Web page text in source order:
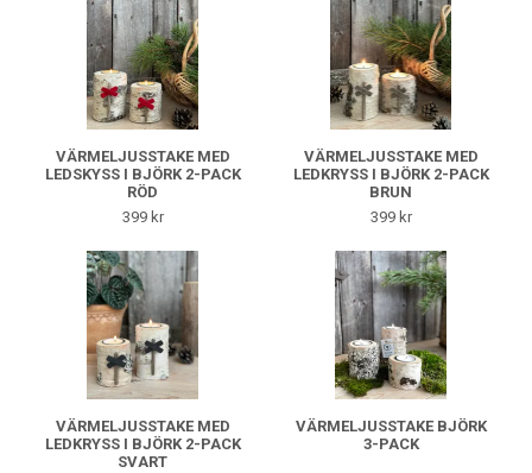
VÄRMELJUSSTAKE MED
LEDSKYSS I BJÖRK 2-PACK
RÖD
399 kr
VÄRMELJUSSTAKE MED
LEDKRYSS I BJÖRK 2-PACK
BRUN
399 kr
VÄRMELJUSSTAKE MED
LEDKRYSS I BJÖRK 2-PACK
SVART
VÄRMELJUSSTAKE BJÖRK
3-PACK